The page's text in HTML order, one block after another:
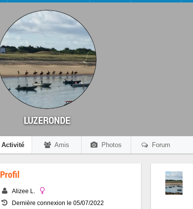
LUZERONDE
Activité Amis Photos Forum
Profil
Alizee L.
Dernière connexion le 05/07/2022